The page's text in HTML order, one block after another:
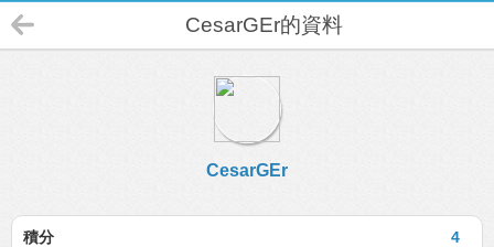
CesarGEr的資料
CesarGEr
4
積分